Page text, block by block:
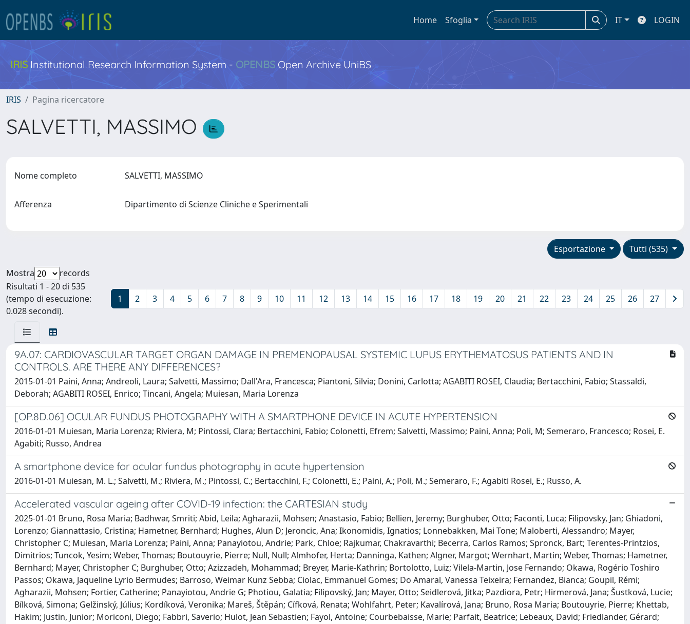
Home Sfoglia IT LOGIN
IRIS Institutional Research Information System - OPENBS Open Archive UniBS
IRIS Pagina ricercatore
SALVETTI, MASSIMO
Nome completo SALVETTI, MASSIMO
Afferenza Dipartimento di Scienze Cliniche e Sperimentali
Tutti (535)
Esportazione
Mostra
records
Risultati 1 - 20 di 535
(tempo di esecuzione:
0.028 secondi).
1 2 3 4 5 6 7 8 9 10 11 12 13 14 15 16 17 18 19 20 21 22 23 24 25 26 27
9A.07: CARDIOVASCULAR TARGET ORGAN DAMAGE IN PREMENOPAUSAL SYSTEMIC LUPUS ERYTHEMATOSUS PATIENTS AND IN
CONTROLS. ARE THERE ANY DIFFERENCES?
2015-01-01 Paini, Anna; Andreoli, Laura; Salvetti, Massimo; Dall'Ara, Francesca; Piantoni, Silvia; Donini, Carlotta; AGABITI ROSEI, Claudia; Bertacchini, Fabio; Stassaldi,
Deborah; AGABITI ROSEI, Enrico; Tincani, Angela; Muiesan, Maria Lorenza
[OP.8D.06] OCULAR FUNDUS PHOTOGRAPHY WITH A SMARTPHONE DEVICE IN ACUTE HYPERTENSION
2016-01-01 Muiesan, Maria Lorenza; Riviera, M; Pintossi, Clara; Bertacchini, Fabio; Colonetti, Efrem; Salvetti, Massimo; Paini, Anna; Poli, M; Semeraro, Francesco; Rosei, E.
Agabiti; Russo, Andrea
A smartphone device for ocular fundus photography in acute hypertension
2016-01-01 Muiesan, M. L.; Salvetti, M.; Riviera, M.; Pintossi, C.; Bertacchini, F.; Colonetti, E.; Paini, A.; Poli, M.; Semeraro, F.; Agabiti Rosei, E.; Russo, A.
Accelerated vascular ageing after COVID-19 infection: the CARTESIAN study
2025-01-01 Bruno, Rosa Maria; Badhwar, Smriti; Abid, Leila; Agharazii, Mohsen; Anastasio, Fabio; Bellien, Jeremy; Burghuber, Otto; Faconti, Luca; Filipovsky, Jan; Ghiadoni,
Lorenzo; Giannattasio, Cristina; Hametner, Bernhard; Hughes, Alun D; Jeroncic, Ana; Ikonomidis, Ignatios; Lonnebakken, Mai Tone; Maloberti, Alessandro; Mayer,
Christopher C; Muiesan, Maria Lorenza; Paini, Anna; Panayiotou, Andrie; Park, Chloe; Rajkumar, Chakravarthi; Becerra, Carlos Ramos; Spronck, Bart; Terentes-Printzios,
Dimitrios; Tuncok, Yesim; Weber, Thomas; Boutouyrie, Pierre; Null, Null; Almhofer, Herta; Danninga, Kathen; Algner, Margot; Wernhart, Martin; Weber, Thomas; Hametner,
Bernhard; Mayer, Christopher C; Burghuber, Otto; Azizzadeh, Mohammad; Breyer, Marie-Kathrin; Bortolotto, Luiz; Vilela-Martin, Jose Fernando; Okawa, Rogério Toshiro
Passos; Okawa, Jaqueline Lyrio Bermudes; Barroso, Weimar Kunz Sebba; Ciolac, Emmanuel Gomes; Do Amaral, Vanessa Teixeira; Fernandez, Bianca; Goupil, Rémi;
Agharazii, Mohsen; Fortier, Catherine; Panayiotou, Andrie G; Photiou, Galatia; Filipovský, Jan; Mayer, Otto; Seidlerová, Jitka; Pazdiora, Petr; Hirmerová, Jana; Šustková, Lucie;
Bílková, Simona; Gelžinský, Július; Kordíková, Veronika; Mareš, Štěpán; Cífková, Renata; Wohlfahrt, Peter; Kavalírová, Jana; Bruno, Rosa Maria; Boutouyrie, Pierre; Khettab,
Hakim; Justin, Junior; Moriconi, Diego; Fabbri, Saverio; Hulot, Jean Sebastien; Fayol, Antoine; Courbebaisse, Marie; Parfait, Beatrice; Lebeaux, David; Friedlander, Gérard;